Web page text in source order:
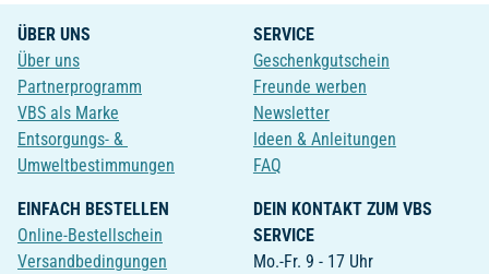
ÜBER UNS
Über uns
Partnerprogramm
VBS als Marke
Entsorgungs- &
Umweltbestimmungen
SERVICE
Geschenkgutschein
Freunde werben
Newsletter
Ideen & Anleitungen
FAQ
EINFACH BESTELLEN
Online-Bestellschein
Versandbedingungen
DEIN KONTAKT ZUM VBS
SERVICE
Mo.-Fr. 9 - 17 Uhr